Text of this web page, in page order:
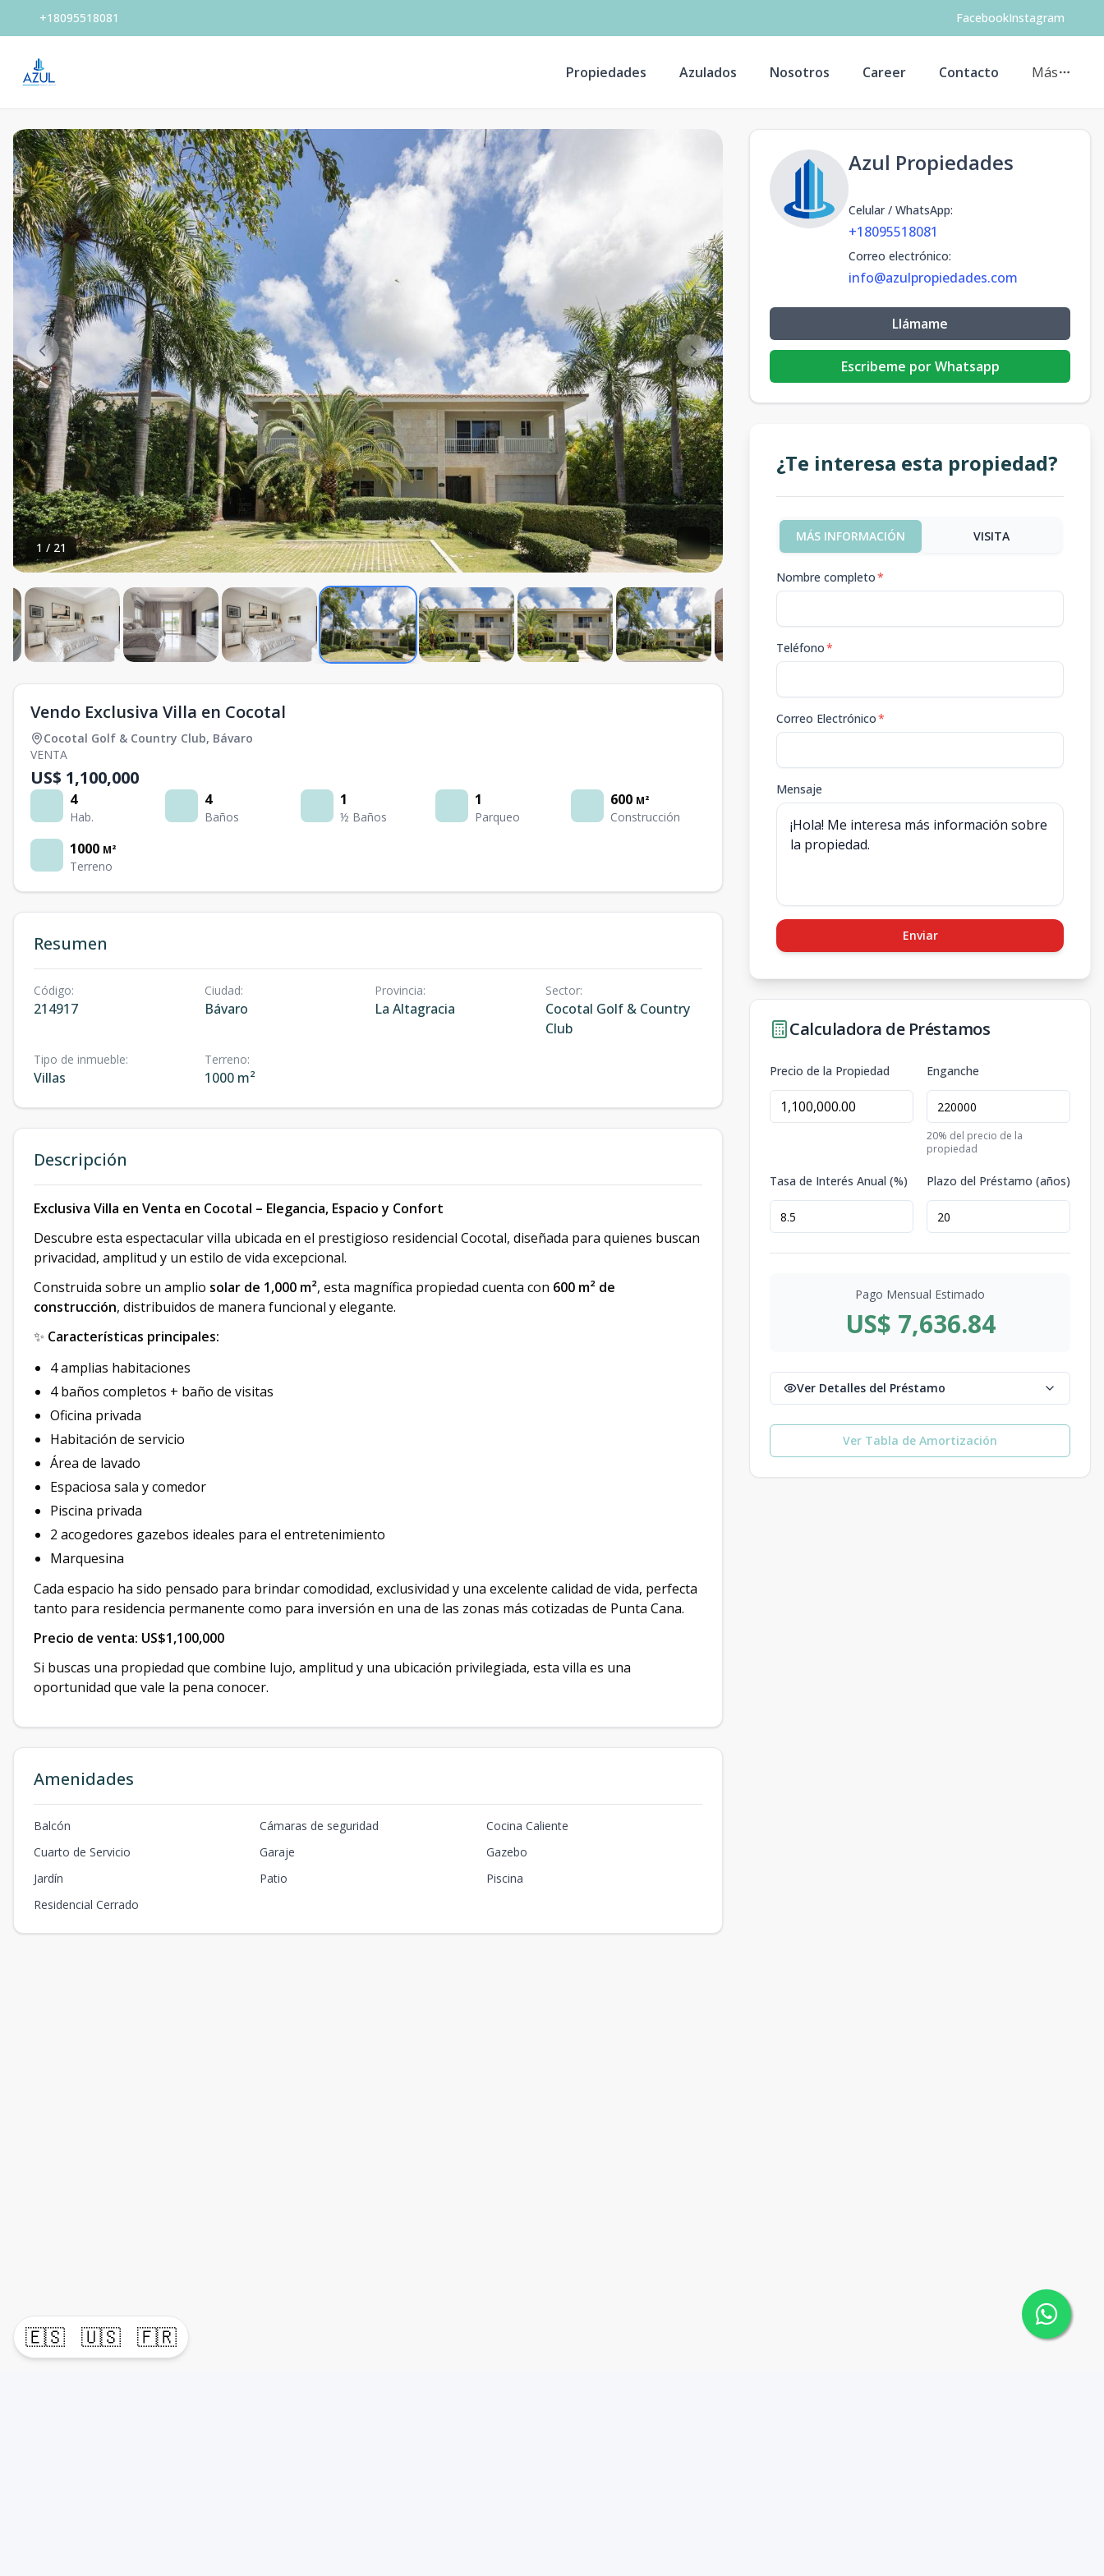
🇪🇸 🇺🇸 🇫🇷
+18095518081 FacebookInstagram
Propiedades Azulados Nosotros Career Contacto Más
1 / 21
Vendo Exclusiva Villa en Cocotal
Cocotal Golf & Country Club, Bávaro
VENTA
US$ 1,100,000
4
Hab.
4
Baños
1
½ Baños
1
Parqueo
600 M²
Construcción
1000 M²
Terreno
Resumen
Código:
214917
Ciudad:
Bávaro
Provincia:
La Altagracia
Sector:
Cocotal Golf & Country
Club
Tipo de inmueble:
Villas
Terreno:
1000 m²
Descripción
Exclusiva Villa en Venta en Cocotal – Elegancia, Espacio y Confort
Descubre esta espectacular villa ubicada en el prestigioso residencial Cocotal, diseñada para quienes buscan
privacidad, amplitud y un estilo de vida excepcional.
Construida sobre un amplio solar de 1,000 m², esta magnífica propiedad cuenta con 600 m² de
construcción, distribuidos de manera funcional y elegante.
✨ Características principales:
4 amplias habitaciones
4 baños completos + baño de visitas
Oficina privada
Habitación de servicio
Área de lavado
Espaciosa sala y comedor
Piscina privada
2 acogedores gazebos ideales para el entretenimiento
Marquesina
Cada espacio ha sido pensado para brindar comodidad, exclusividad y una excelente calidad de vida, perfecta
tanto para residencia permanente como para inversión en una de las zonas más cotizadas de Punta Cana.
Precio de venta: US$1,100,000
Si buscas una propiedad que combine lujo, amplitud y una ubicación privilegiada, esta villa es una
oportunidad que vale la pena conocer.
Amenidades
Balcón Cámaras de seguridad
Cocina Caliente
Cuarto de Servicio
Garaje
Gazebo
Jardín
Patio
Piscina
Residencial Cerrado
Azul Propiedades
Celular / WhatsApp:
+18095518081
Correo electrónico:
info@azulpropiedades.com
Llámame
Escribeme por Whatsapp
¿Te interesa esta propiedad?
MÁS INFORMACIÓN VISITA
Nombre completo*
Teléfono*
Correo Electrónico*
Mensaje
Enviar
Calculadora de Préstamos
Precio de la Propiedad Enganche
20% del precio de la
propiedad
Tasa de Interés Anual (%) Plazo del Préstamo (años)
Pago Mensual Estimado
US$ 7,636.84
Ver Detalles del Préstamo
Ver Tabla de Amortización